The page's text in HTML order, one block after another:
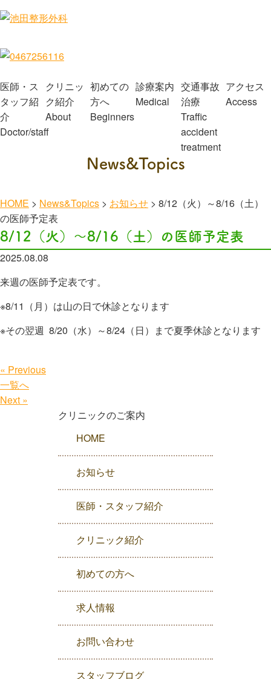
医師・ス
タッフ紹
介
Doctor/staff
クリニッ
ク紹介
About
初めての
方へ
Beginners
診療案内
Medical
交通事故
治療
Traffic
accident
treatment
アクセス
Access
News&Topics
HOME > News&Topics > お知らせ > 8/12（火）～8/16（土）
の医師予定表
8/12（火）～8/16（土）の医師予定表
2025.08.08
来週の医師予定表です。
※8/11（月）は山の日で休診となります
※その翌週 8/20（水）～8/24（日）まで夏季休診となります
« Previous
一覧へ
Next »
クリニックのご案内
HOME
お知らせ
医師・スタッフ紹介
クリニック紹介
初めての方へ
求人情報
お問い合わせ
スタッフブログ